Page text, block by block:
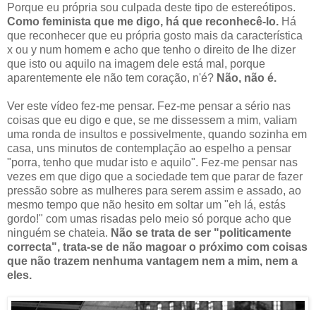
Porque eu própria sou culpada deste tipo de estereótipos.
Como feminista que me digo, há que reconhecê-lo. Há
que reconhecer que eu própria gosto mais da característica
x ou y num homem e acho que tenho o direito de lhe dizer
que isto ou aquilo na imagem dele está mal, porque
aparentemente ele não tem coração, n'é? Não, não é.
Ver este vídeo fez-me pensar. Fez-me pensar a sério nas
coisas que eu digo e que, se me dissessem a mim, valiam
uma ronda de insultos e possivelmente, quando sozinha em
casa, uns minutos de contemplação ao espelho a pensar
"porra, tenho que mudar isto e aquilo". Fez-me pensar nas
vezes em que digo que a sociedade tem que parar de fazer
pressão sobre as mulheres para serem assim e assado, ao
mesmo tempo que não hesito em soltar um "eh lá, estás
gordo!" com umas risadas pelo meio só porque acho que
ninguém se chateia. Não se trata de ser "politicamente
correcta", trata-se de não magoar o próximo com coisas
que não trazem nenhuma vantagem nem a mim, nem a
eles.